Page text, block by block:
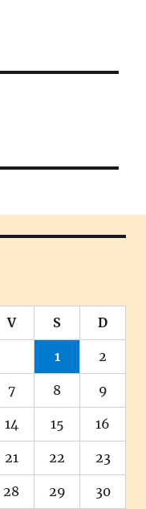
V S D
1 2
7 8 9
14 15 16
21 22 23
28 29 30